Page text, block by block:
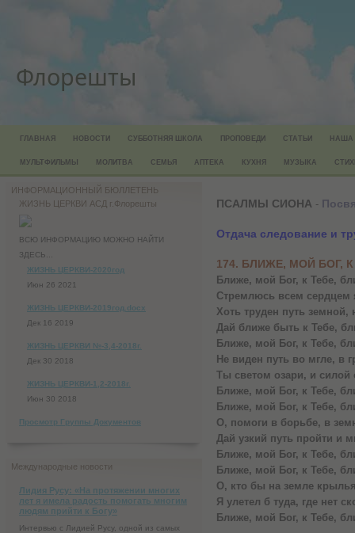
Флорешты
ГЛАВНАЯ НОВОСТИ СУББОТНЯЯ ШКОЛА ПРОПОВЕДИ СТАТЬИ НАША
МУЛЬТФИЛЬМЫ МОЛИТВА СЕМЬЯ АПТЕКА КУХНЯ МУЗЫКА
ИНФОРМАЦИОННЫЙ БЮЛЛЕТЕНЬ
ЖИЗНЬ ЦЕРКВИ АСД г.Флорешты
ВСЮ ИНФОРМАЦИЮ МОЖНО НАЙТИ
ЗДЕСЬ...
ЖИЗНЬ ЦЕРКВИ-2020год
Июн 26 2021
ЖИЗНЬ ЦЕРКВИ-2019год.docx
Дек 16 2019
ЖИЗНЬ ЦЕРКВИ №-3,4-2018г.
Дек 30 2018
ЖИЗНЬ ЦЕРКВИ-1,2-2018г.
Июн 30 2018
Просмотр Группы Документов
Международные новости
Лидия Русу: «На протяжении многих
лет я имела радость помогать многим
людям прийти к Богу»
Интервью с Лидией Русу, одной из самых
ПСАЛМЫ СИОНА -
Отдача следование и
174. БЛИЖЕ, МОЙ БОГ,
Ближе, мой Бог, к Тебе,
Стремлюсь всем сердцем
Хоть труден путь
Дай ближе быть к Тебе,
Ближе, мой Бог, к Тебе,
Не виден путь во мгле, в
Ты светом озари, и силой
Ближе, мой Бог, к Тебе,
Ближе, мой Бог, к Тебе,
О, помоги в борьбе, в
Дай узкий путь пройти и
Ближе, мой Бог, к Тебе,
Ближе, мой Бог, к Тебе,
О, кто бы на земле
Я улетел б туда, где нет
Ближе, мой Бог, к Тебе,